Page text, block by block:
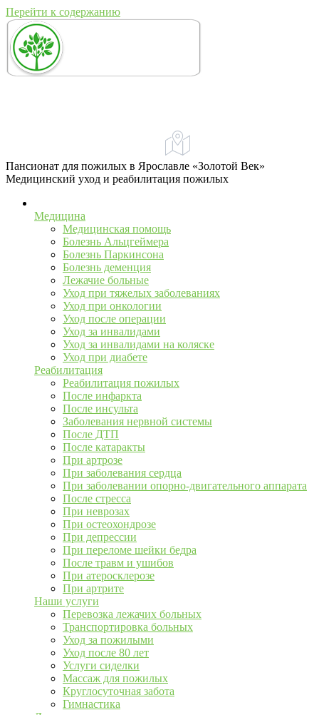
Перейти к содержанию
Ярославль, ул. Свободы, 71А
Пансионат для пожилых в Ярославле «Золотой Век»
Медицинский уход и реабилитация пожилых
Медицина
Медицинская помощь
Болезнь Альцгеймера
Болезнь Паркинсона
Болезнь деменция
Лежачие больные
Уход при тяжелых заболеваниях
Уход при онкологии
Уход после операции
Уход за инвалидами
Уход за инвалидами на коляске
Уход при диабете
Реабилитация
Реабилитация пожилых
После инфаркта
После инсульта
Заболевания нервной системы
После ДТП
После катаракты
При артрозе
При заболевания сердца
При заболевании опорно-двигательного аппарата
После стресса
При неврозах
При остеохондрозе
При депрессии
При переломе шейки бедра
После травм и ушибов
При атеросклерозе
При артрите
Наши услуги
Перевозка лежачих больных
Транспортировка больных
Уход за пожилыми
Уход после 80 лет
Услуги сиделки
Массаж для пожилых
Круглосуточная забота
Гимнастика